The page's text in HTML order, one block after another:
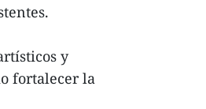
y
fortalecer la